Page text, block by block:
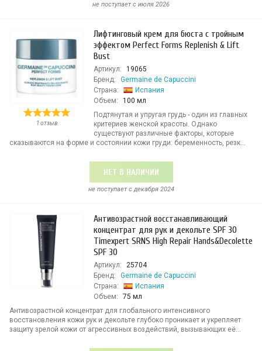
не поступает c июля 2026
1 отзыв
Лифтинговый крем для бюста с тройным
эффектом Perfect Forms Replenish & Lift
Bust
Артикул:
19065
Бренд:
Germaine de Capuccini
Страна:
Испания
Объем:
100 мл
Подтянутая и упругая грудь - один из главных
критериев женской красоты. Однако
существуют различные факторы, которые
сказываются на форме и состоянии кожи груди: беременность, резк...
НЕТ В НАЛИЧИИ
не поступает c декабря 2024
Антивозрастной восстанавливающий
концентрат для рук и декольте SPF 30
Timexpert SRNS High Repair Hands&Decolette
SPF 30
Артикул:
25704
Бренд:
Germaine de Capuccini
Страна:
Испания
Объем:
75 мл
Антивозрастной концентрат для глобального интенсивного
восстановления кожи рук и декольте глубоко проникает и укрепляет
защиту зрелой кожи от агрессивных воздействий, вызывающих её...